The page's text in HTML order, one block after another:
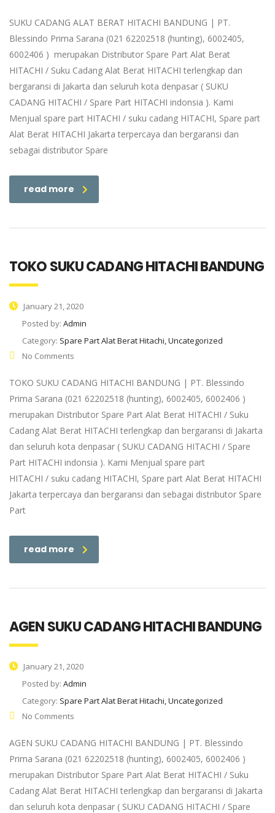
SUKU CADANG ALAT BERAT HITACHI BANDUNG | PT.
Blessindo Prima Sarana (021 62202518 (hunting), 6002405,
6002406 ) merupakan Distributor Spare Part Alat Berat
HITACHI / Suku Cadang Alat Berat HITACHI terlengkap dan
bergaransi di Jakarta dan seluruh kota denpasar ( SUKU
CADANG HITACHI / Spare Part HITACHI indonsia ). Kami
Menjual spare part HITACHI / suku cadang HITACHI, Spare part
Alat Berat HITACHI Jakarta terpercaya dan bergaransi dan
sebagai distributor Spare
read more
TOKO SUKU CADANG HITACHI BANDUNG
January 21, 2020
Posted by: Admin
Category: Spare Part Alat Berat Hitachi, Uncategorized
No Comments
TOKO SUKU CADANG HITACHI BANDUNG | PT. Blessindo
Prima Sarana (021 62202518 (hunting), 6002405, 6002406 )
merupakan Distributor Spare Part Alat Berat HITACHI / Suku
Cadang Alat Berat HITACHI terlengkap dan bergaransi di Jakarta
dan seluruh kota denpasar ( SUKU CADANG HITACHI / Spare
Part HITACHI indonsia ). Kami Menjual spare part
HITACHI / suku cadang HITACHI, Spare part Alat Berat HITACHI
Jakarta terpercaya dan bergaransi dan sebagai distributor Spare
Part
read more
AGEN SUKU CADANG HITACHI BANDUNG
January 21, 2020
Posted by: Admin
Category: Spare Part Alat Berat Hitachi, Uncategorized
No Comments
AGEN SUKU CADANG HITACHI BANDUNG | PT. Blessindo
Prima Sarana (021 62202518 (hunting), 6002405, 6002406 )
merupakan Distributor Spare Part Alat Berat HITACHI / Suku
Cadang Alat Berat HITACHI terlengkap dan bergaransi di Jakarta
dan seluruh kota denpasar ( SUKU CADANG HITACHI / Spare